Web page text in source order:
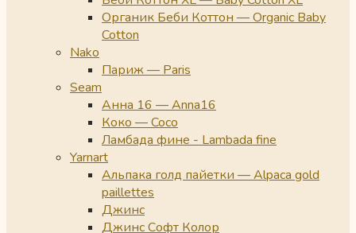
Органик Беби Коттон — Organic Baby
Cotton
Nako
Париж — Paris
Seam
Анна 16 — Anna16
Коко — Coco
Ламбада фине - Lambada fine
Yarnart
Альпака голд пайетки — Alpaca gold
paillettes
Джинс
Джинс Софт Колор